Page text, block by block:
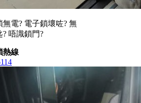
無電? 電子鎖壞咗? 無
? 唔識鎖門?
熱線